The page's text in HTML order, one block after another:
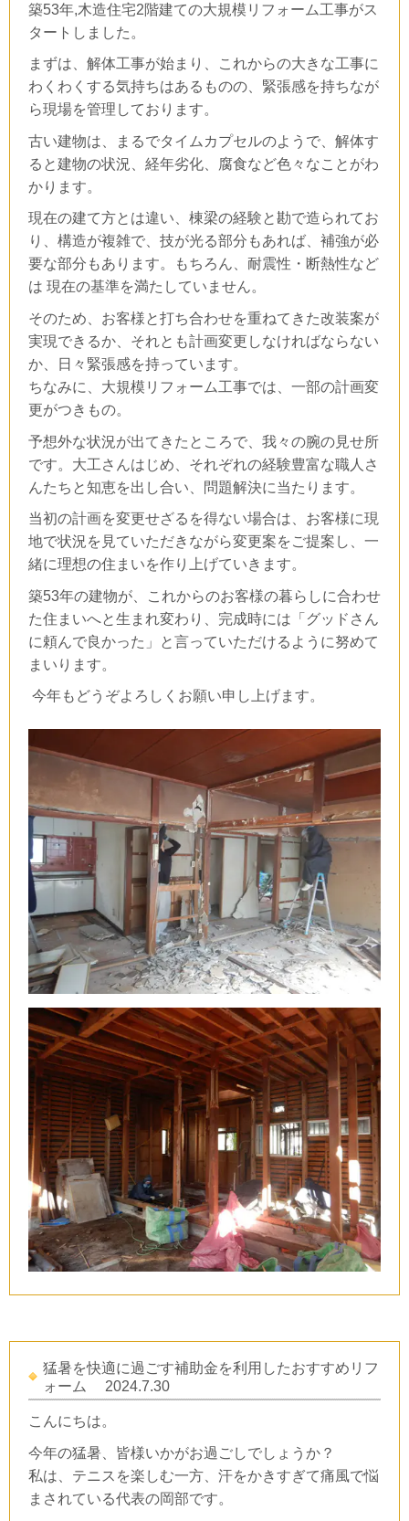
築53年,木造住宅2階建ての大規模リフォーム工事がス
タートしました。
まずは、解体工事が始まり、これからの大きな工事に
わくわくする気持ちはあるものの、緊張感を持ちなが
ら現場を管理しております。
古い建物は、まるでタイムカプセルのようで、解体す
ると建物の状況、経年劣化、腐食など色々なことがわ
かります。
現在の建て方とは違い、棟梁の経験と勘で造られてお
り、構造が複雑で、技が光る部分もあれば、補強が必
要な部分もあります。
もちろん、耐震性・断熱性など
は 現在の基準を満たしていません。
そのため、お客様と打ち合わせを重ねてきた改装案が
実現できるか、それとも計画変更しなければならない
か、日々緊張感を持っています。
ちなみに、大規模リフォーム工事では、一部の計画変
更がつきもの。
予想外な状況が出てきたところで、我々の腕の見せ所
です。大工さんはじめ、それぞれの経験豊富な職人さ
んたちと知恵を出し合い、問題解決に当たります。
当初の計画を変更せざるを得ない場合は、お客様に現
地で状況を見ていただきながら変更案をご提案し、一
緒に理想の住まいを作り上げていきます。
築53年の建物が、これからのお客様の暮らしに合わせ
た住まいへと生まれ変わり、完成時には「グッドさん
に頼んで良かった」と言っていただけるように努めて
まいります。
今年もどうぞよろしくお願い申し上げます。
猛暑を快適に過ごす補助金を利用したおすすめリフ
ォーム
2024.7.30
こんにちは。
今年の猛暑、皆様いかがお過ごしでしょうか？
私は、テニスを楽しむ一方、汗をかきすぎて痛風で悩
まされている代表の岡部です。